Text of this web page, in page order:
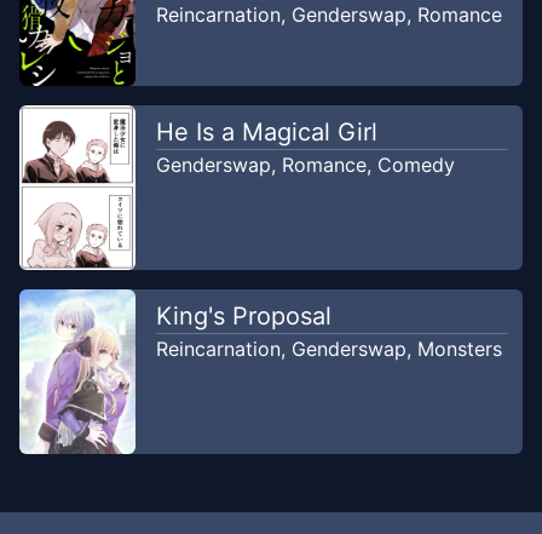
Reincarnation, Genderswap, Romance
He Is a Magical Girl
Genderswap, Romance, Comedy
King's Proposal
Reincarnation, Genderswap, Monsters